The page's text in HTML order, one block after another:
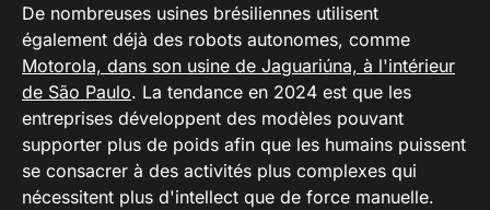
De nombreuses usines brésiliennes utilisent
également déjà des robots autonomes, comme
Motorola, dans son usine de Jaguariúna, à l'intérieur
de São Paulo. La tendance en 2024 est que les
entreprises développent des modèles pouvant
supporter plus de poids afin que les humains puissent
se consacrer à des activités plus complexes qui
nécessitent plus d'intellect que de force manuelle.